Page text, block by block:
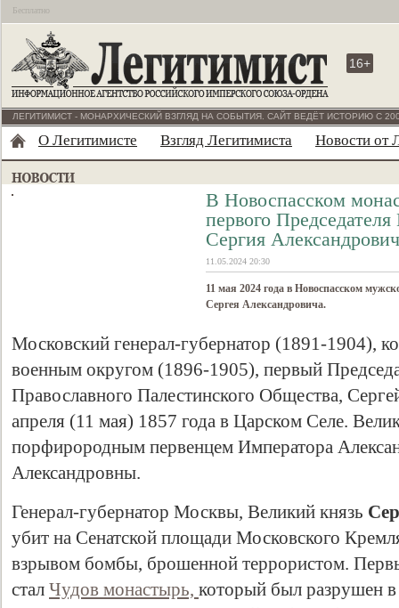
Бесплатно
16+
ЛЕГИТИМИСТ - МОНАРХИЧЕСКИЙ ВЗГЛЯД НА СОБЫТИЯ. САЙТ ВЕДЁТ ИСТОРИЮ С
О Легитимисте Взгляд Легитимиста Новости от
В Новоспасском
первого
Сергия
11.05.2024 20:30
11 мая 2024 года в Новоспасском
Сергея Александровича.
Московский генерал-губернатор (1891-1904),
военным округом (1896-1905), первый
Православного Палестинского Общества,
апреля (11 мая) 1857 года в Царском Селе.
порфирородным первенцем Императора
Александровны.
Генерал-губернатор Москвы, Великий князь
убит на Сенатской площади Московского
взрывом бомбы, брошенной террористом.
стал Чудов монастырь, который был разрушен